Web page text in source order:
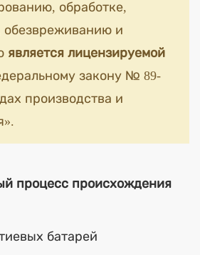
обработке,
обезвреживанию и
является лицензируемой
закону № 89-
производства и
процесс происхождения
батарей